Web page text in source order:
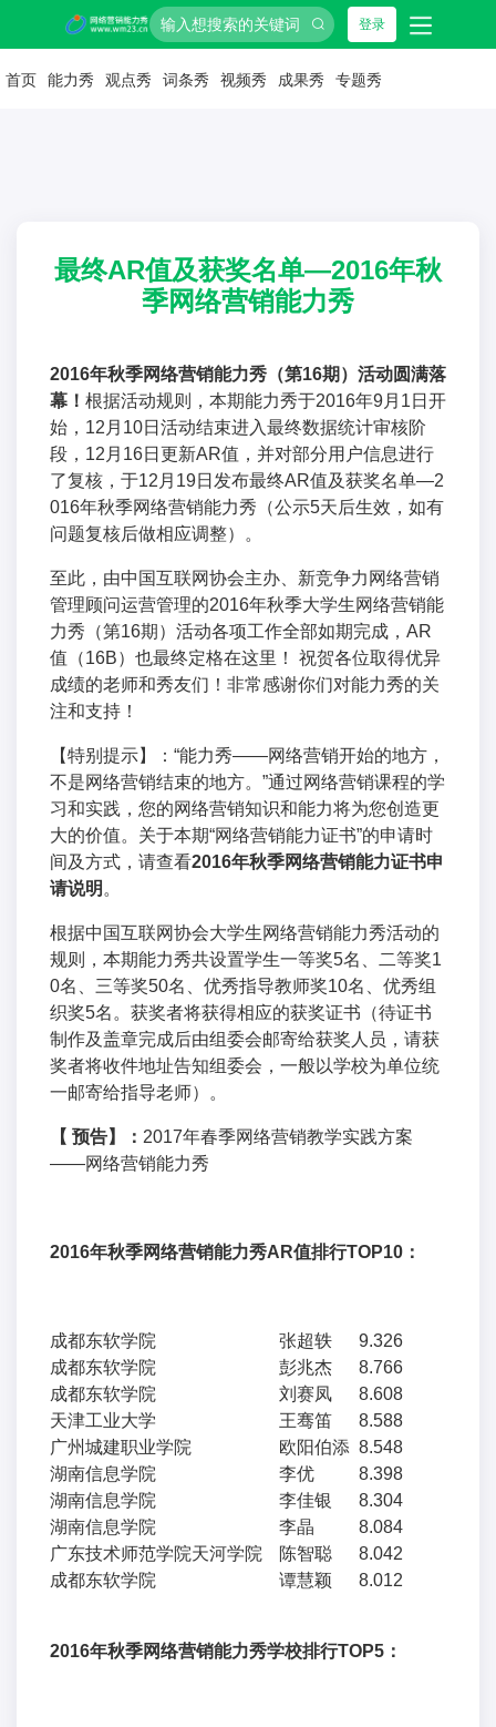
登录
首页 能力秀 观点秀 词条秀 视频秀 成果秀 专题秀
最终AR值及获奖名单—2016年秋
季网络营销能力秀
2016年秋季网络营销能力秀（第16期）活动圆满落
幕！ 根据活动规则，本期能力秀于2016年9月1日开
始，12月10日活动结束进入最终数据统计审核阶
段，12月16日更新AR值，并对部分用户信息进行
了复核，于12月19日发布最终AR值及获奖名单—2
016年秋季网络营销能力秀 （公示5天后生效，如有
问题复核后做相应调整）。
至此，由中国互联网协会主办、新竞争力网络营销
管理顾问运营管理的2016年秋季大学生网络营销能
力秀（第16期）活动各项工作全部如期完成，AR
值（16B）也最终定格在这里！ 祝贺各位取得优异
成绩的老师和秀友们！非常感谢你们对能力秀的关
注和支持！
【特别提示】：“能力秀——网络营销开始的地方，
不是网络营销结束的地方。”通过网络营销课程的学
习和实践，您的网络营销知识和能力将为您创造更
大的价值。关于本期“网络营销能力证书”的申请时
间及方式，请查看2016年秋季网络营销能力证书申
请说明 。
根据中国互联网协会大学生网络营销能力秀活动的
规则，本期能力秀共设置学生一等奖5名、二等奖1
0名、三等奖50名、优秀指导教师奖10名、优秀组
织奖5名。获奖者将获得相应的获奖证书（待证书
制作及盖章完成后由组委会邮寄给获奖人员，请获
奖者将收件地址告知组委会，一般以学校为单位统
一邮寄给指导老师）。
【 预告】： 2017年春季网络营销教学实践方案
——网络营销能力秀
2016年秋季网络营销能力秀AR值排行TOP10：
成都东软学院 张超轶
9.326
成都东软学院
彭兆杰
8.766
成都东软学院
刘赛凤
8.608
天津工业大学
王骞笛
8.588
广州城建职业学院
欧阳伯添 8.548
湖南信息学院
李优
8.398
湖南信息学院
李佳银
8.304
湖南信息学院
李晶
8.084
广东技术师范学院天河学院
陈智聪
8.042
成都东软学院
谭慧颖 8.012
2016年秋季网络营销能力秀学校排行TOP5：